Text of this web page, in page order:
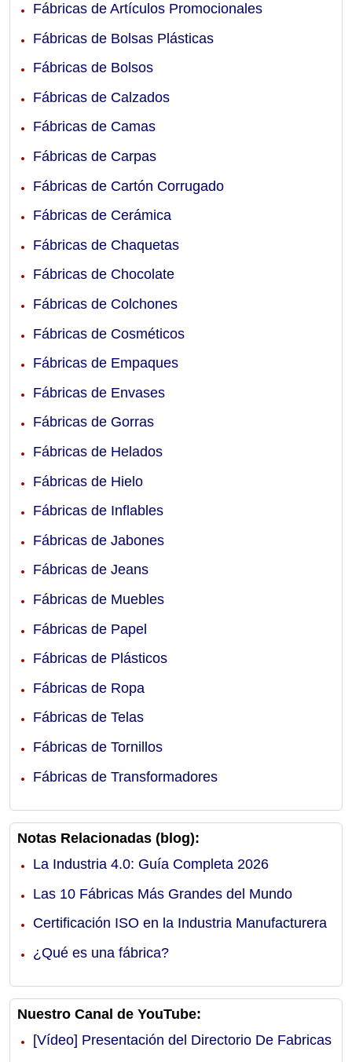
Fábricas de Artículos Promocionales
Fábricas de Bolsas Plásticas
Fábricas de Bolsos
Fábricas de Calzados
Fábricas de Camas
Fábricas de Carpas
Fábricas de Cartón Corrugado
Fábricas de Cerámica
Fábricas de Chaquetas
Fábricas de Chocolate
Fábricas de Colchones
Fábricas de Cosméticos
Fábricas de Empaques
Fábricas de Envases
Fábricas de Gorras
Fábricas de Helados
Fábricas de Hielo
Fábricas de Inflables
Fábricas de Jabones
Fábricas de Jeans
Fábricas de Muebles
Fábricas de Papel
Fábricas de Plásticos
Fábricas de Ropa
Fábricas de Telas
Fábricas de Tornillos
Fábricas de Transformadores
Notas Relacionadas (blog):
La Industria 4.0: Guía Completa 2026
Las 10 Fábricas Más Grandes del Mundo
Certificación ISO en la Industria Manufacturera
¿Qué es una fábrica?
Nuestro Canal de YouTube:
[Vídeo] Presentación del Directorio De Fabricas